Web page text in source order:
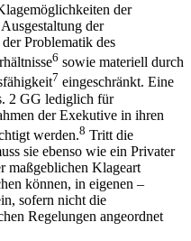
der
der
Problematik des
6 sowie materiell durch
7 eingeschränkt. Eine
2 GG lediglich für
der Exekutive in ihren
werden.8 Tritt die
sie ebenso wie ein Privater
maßgeblichen Klageart
können, in eigenen –
sofern nicht die
Regelungen angeordnet